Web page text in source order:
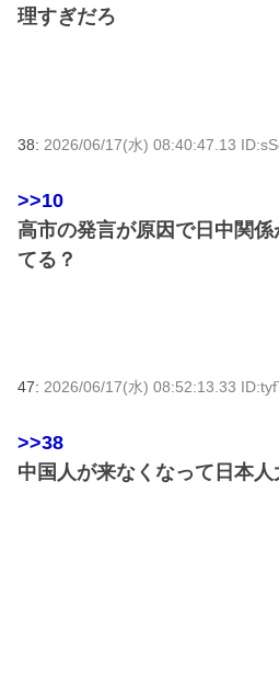
理すぎだろ
38: 2026/06/17(水) 08:40:47.13
>>10
高市の発言が原因で日中関
てる？
47: 2026/06/17(水) 08:52:13.33
>>38
中国人が来なくなって日本人